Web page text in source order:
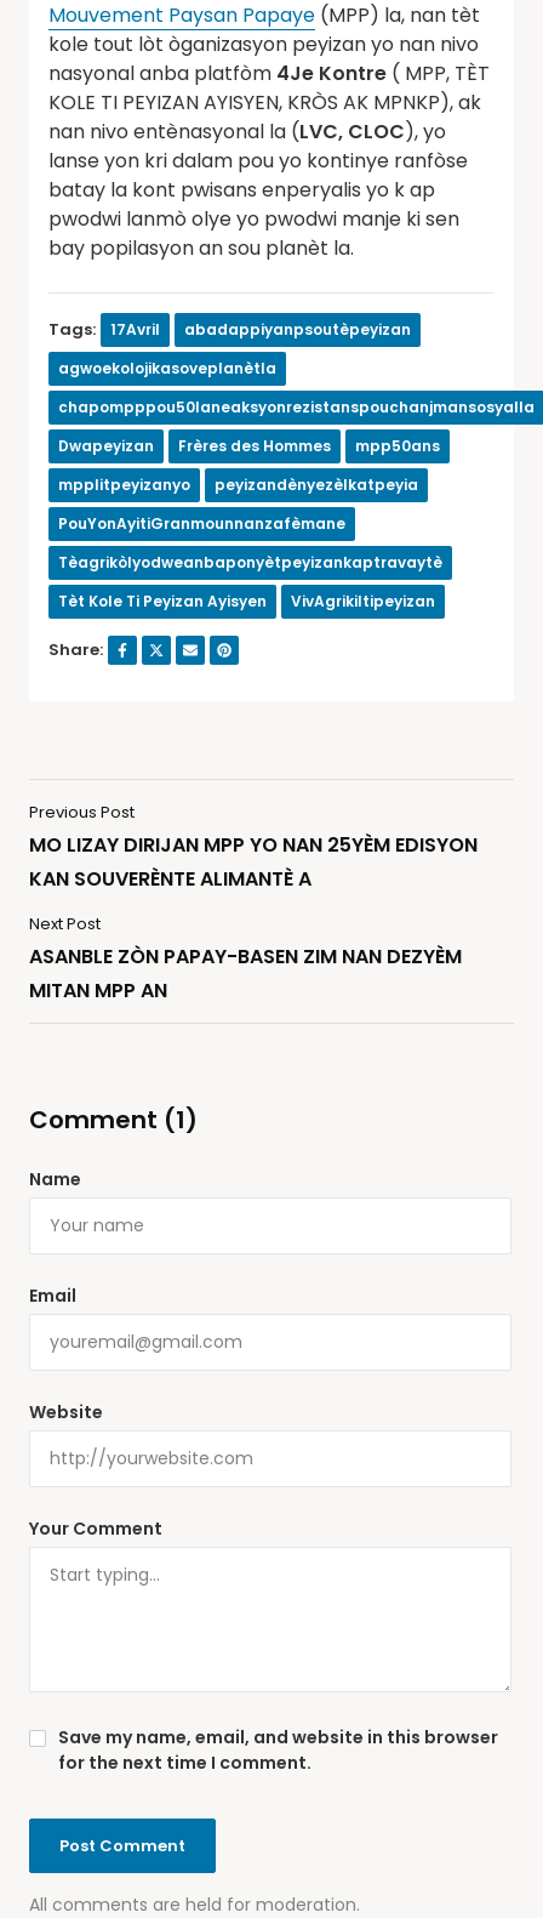
Mouvement Paysan Papaye (MPP) la, nan tèt
kole tout lòt òganizasyon peyizan yo nan nivo
nasyonal anba platfòm 4Je Kontre ( MPP, TÈT
KOLE TI PEYIZAN AYISYEN, KRÒS AK MPNKP), ak
nan nivo entènasyonal la (LVC, CLOC), yo
lanse yon kri dalam pou yo kontinye ranfòse
batay la kont pwisans enperyalis yo k ap
pwodwi lanmò olye yo pwodwi manje ki sen
bay popilasyon an sou planèt la.
Tags: 17Avril
abadappiyanpsoutèpeyizan
agwoekolojikasoveplanètla
chapompppou50laneaksyonrezistanspouchanjmansosyalla
Dwapeyizan
Frères des Hommes
mpp50ans
mpplitpeyizanyo
peyizandènyezèlkatpeyia
PouYonAyitiGranmounnanzafèmane
Tèagrikòlyodweanbaponyètpeyizankaptravaytè
Tèt Kole Ti Peyizan Ayisyen
VivAgrikiltipeyizan
Share:
Previous Post
MO LIZAY DIRIJAN MPP YO NAN 25YÈM EDISYON
KAN SOUVERÈNTE ALIMANTÈ A
Next Post
ASANBLE ZÒN PAPAY-BASEN ZIM NAN DEZYÈM
MITAN MPP AN
Comment (1)
Your Comment
All comments are held for moderation.
Name
Email
Website
Save my name, email, and website in this browser
for the next time I comment.